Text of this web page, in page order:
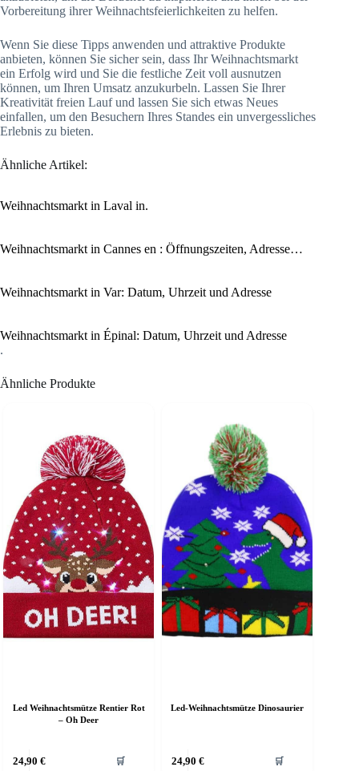
Vorbereitung ihrer Weihnachtsfeierlichkeiten zu helfen.
Wenn Sie diese Tipps anwenden und attraktive Produkte
anbieten, können Sie sicher sein, dass Ihr Weihnachtsmarkt
ein Erfolg wird und Sie die festliche Zeit voll ausnutzen
können, um Ihren Umsatz anzukurbeln. Lassen Sie Ihrer
Kreativität freien Lauf und lassen Sie sich etwas Neues
einfallen, um den Besuchern Ihres Standes ein unvergessliches
Erlebnis zu bieten.
Ähnliche Artikel:
Weihnachtsmarkt in Laval in.
Weihnachtsmarkt in Cannes en : Öffnungszeiten, Adresse…
Weihnachtsmarkt in Var: Datum, Uhrzeit und Adresse
Weihnachtsmarkt in Épinal: Datum, Uhrzeit und Adresse
.
Ähnliche Produkte
Led Weihnachtsmütze Rentier Rot
– Oh Deer
24,90 € 🛒
Led-Weihnachtsmütze Dinosaurier
24,90 € 🛒
Produkt